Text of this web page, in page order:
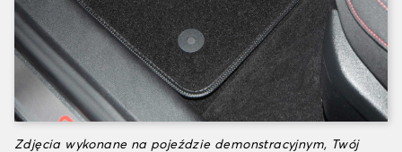
Zdjęcia wykonane na pojeździe demonstracyjnym, Twój